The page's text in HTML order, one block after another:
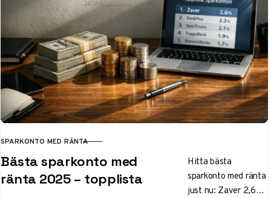
avkastningen på
bufferten tryggt –
uppdaterade räntor
och tips här.
KATEGORI
SPARKONTO MED RÄNTA
Bästa sparkonto med
ränta 2025 – topplista
Hitta bästa
sparkonto med ränta
just nu: Zaver 2,6%,